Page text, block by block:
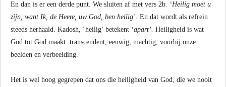
En dan is er een derde punt. We sluiten af met vers 2b. ‘Heilig moet u
zijn, want Ik, de Heere, uw God, ben heilig’. En dat wordt als refrein
steeds herhaald. Kadosh, ‘heilig’ betekent ‘apart’. Heiligheid is wat
God tot God maakt: transcendent, eeuwig, machtig, voorbij onze
beelden en verbeelding.
Het is wel hoog gegrepen dat ons die heiligheid van God, die we nooit